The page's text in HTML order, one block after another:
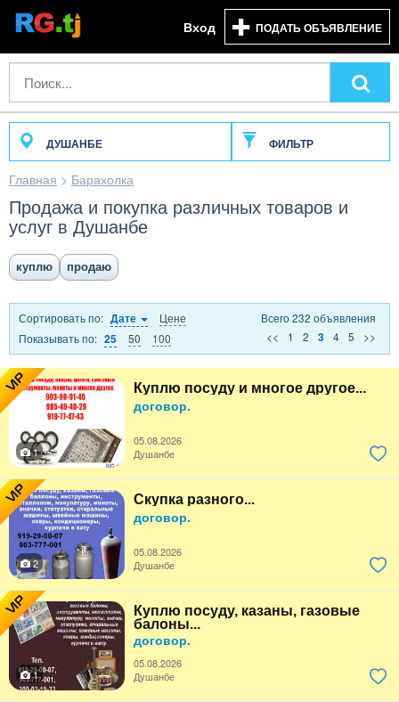
Вход ПОДАТЬ ОБЪЯВЛЕНИЕ
ДУШАНБЕ ФИЛЬТР
Главная > Барахолка
Продажа и покупка различных товаров и
услуг в Душанбе
куплю продаю
Сортировать по: Дате
Цене
Показывать по: 25 50 100
Всего 232 объявления
<<
1 2 3 4 5 >>
VIP Куплю посуду и многое другое...
договор.
05.08.2026
1
Душанбе
VIP Скупка разного...
договор.
05.08.2026
2
Душанбе
VIP
Куплю посуду, казаны, газовые
балоны...
договор.
05.08.2026
1
Душанбе